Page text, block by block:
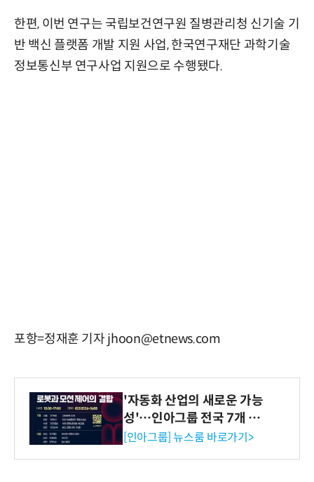
한편, 이번 연구는 국립보건연구원 질병관리청 신기술 기
반 백신 플랫폼 개발 지원 사업, 한국연구재단 과학기술
정보통신부 연구사업 지원으로 수행됐다.
포항=정재훈 기자 jhoon@etnews.com
'자동화 산업의 새로운 가능
성'…인아그룹 전국 7개 도
시 세미나 페어 개최
[인아그룹] 뉴스룸 바로가기>